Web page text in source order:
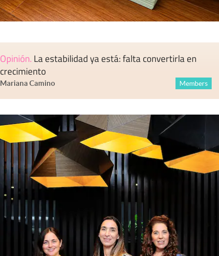
Opinión. La estabilidad ya está: falta convertirla en
crecimiento
Mariana Camino Members